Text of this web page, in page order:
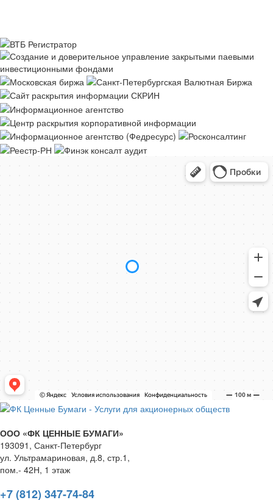
ООО «ФК ЦЕННЫЕ БУМАГИ»
193091, Санкт-Петербург
ул. Ультрамариновая, д.8, стр.1,
пом.- 42Н, 1 этаж
+7 (812) 347-74-84